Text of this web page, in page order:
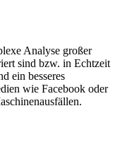
Analyse großer
sind bzw. in Echtzeit
ein besseres
wie Facebook oder